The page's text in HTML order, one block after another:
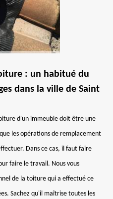
: un habitué du
dans la ville de Saint
d'un immeuble doit être une
les opérations de remplacement
Dans ce cas, il faut faire
faire le travail. Nous vous
de la toiture qui a effectué ce
Sachez qu'il maîtrise toutes les